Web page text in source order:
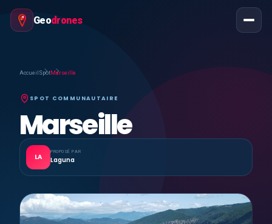
Geodrones
Accueil SpotMarseille
SPOT COMMUNAUTAIRE
Marseille
LA
PROPOSÉ PAR
Laguna